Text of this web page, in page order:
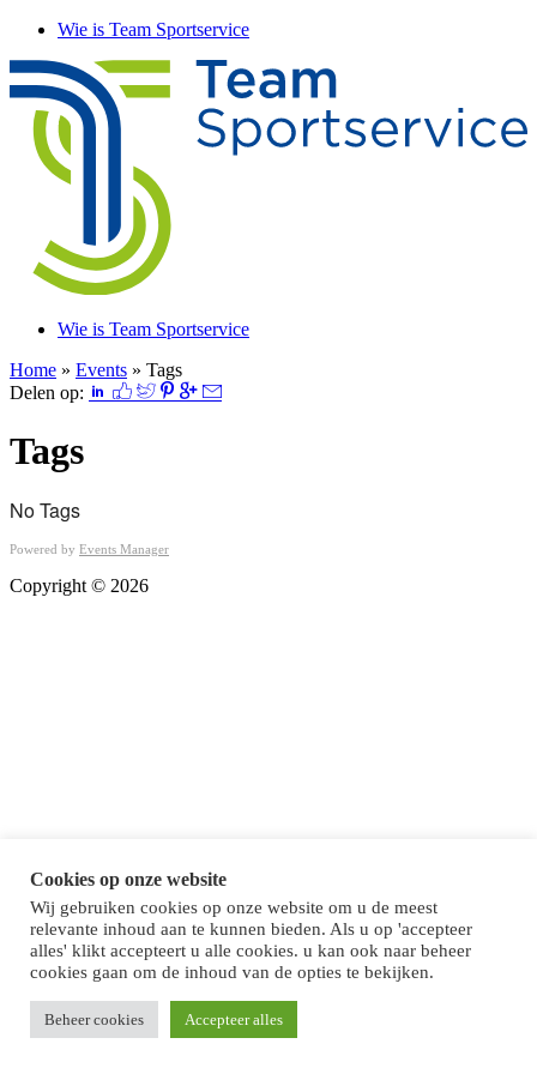
Wie is Team Sportservice
Wie is Team Sportservice
Home » Events » Tags
Delen op:
Tags
No Tags
Powered by Events Manager
Copyright © 2026
Cookies op onze website
Wij gebruiken cookies op onze website om u de meest
relevante inhoud aan te kunnen bieden. Als u op 'accepteer
alles' klikt accepteert u alle cookies. u kan ook naar beheer
cookies gaan om de inhoud van de opties te bekijken.
Beheer cookies Accepteer alles